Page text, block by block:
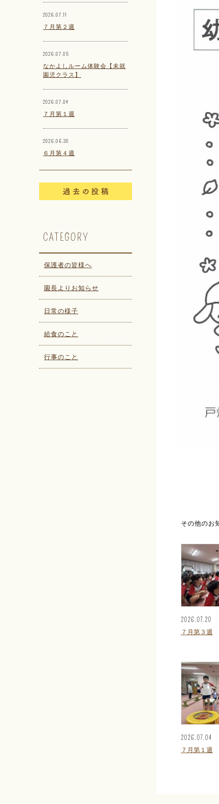
2026.07.11
７月第２週
2026.07.05
なかよしルーム体験会【未就
園児クラス】
2026.07.04
７月第１週
2026.06.30
６月第４週
CATEGORY
保護者の皆様へ
園長よりお知らせ
日常の様子
給食のこと
行事のこと
その他のお
2026.07.20
７月第３週
2026.07.04
７月第１週